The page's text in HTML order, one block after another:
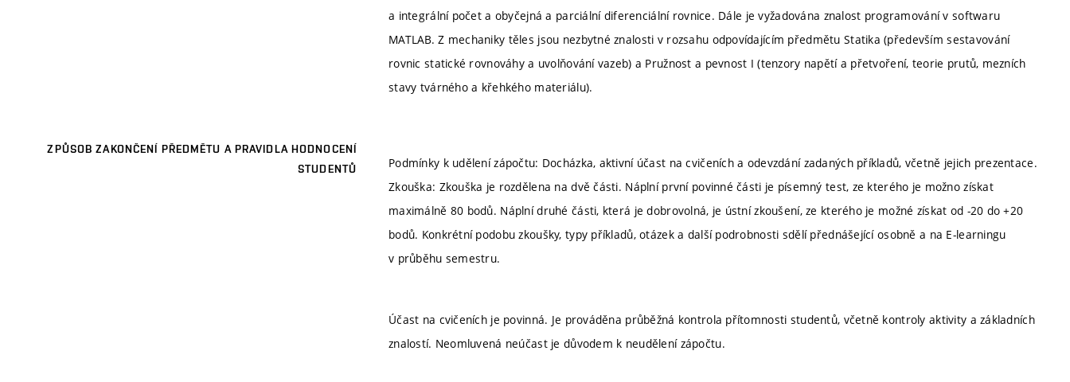
a integrální počet a obyčejná a parciální diferenciální rovnice. Dále je vyžadována znalost programování v softwaru
MATLAB. Z mechaniky těles jsou nezbytné znalosti v rozsahu odpovídajícím předmětu Statika (především sestavování
rovnic statické rovnováhy a uvolňování vazeb) a Pružnost a pevnost I (tenzory napětí a přetvoření, teorie prutů, mezních
stavy tvárného a křehkého materiálu).
ZPŮSOB ZAKONČENÍ PŘEDMĚTU A PRAVIDLA HODNOCENÍ
STUDENTŮ
Podmínky k udělení zápočtu: Docházka, aktivní účast na cvičeních a odevzdání zadaných příkladů, včetně jejich prezentace.
Zkouška: Zkouška je rozdělena na dvě části. Náplní první povinné části je písemný test, ze kterého je možno získat
maximálně 80 bodů. Náplní druhé části, která je dobrovolná, je ústní zkoušení, ze kterého je možné získat od -20 do +20
bodů. Konkrétní podobu zkoušky, typy příkladů, otázek a další podrobnosti sdělí přednášející osobně a na E-learningu
v průběhu semestru.
Účast na cvičeních je povinná. Je prováděna průběžná kontrola přítomnosti studentů, včetně kontroly aktivity a základních
znalostí. Neomluvená neúčast je důvodem k neudělení zápočtu.